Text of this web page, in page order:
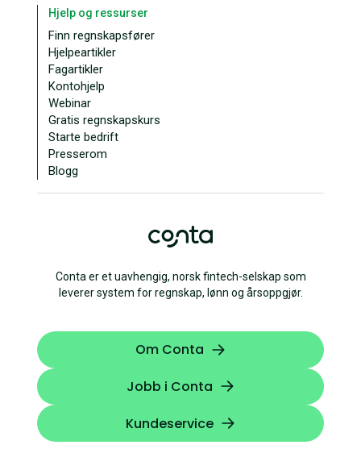
Conta er et uavhengig, norsk fintech-selskap som
leverer system for regnskap, lønn og årsoppgjør.
Om Conta
Jobb i Conta
Kundeservice
Hjelp og ressurser
Finn regnskapsfører
Hjelpeartikler
Fagartikler
Kontohjelp
Webinar
Gratis regnskapskurs
Starte bedrift
Presserom
Blogg